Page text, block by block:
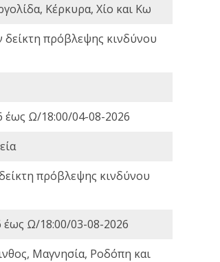
Κέρκυρα, Χίο και Κω
πρόβλεψης κινδύνου
έως Ω/18:00/04-08-2026
πρόβλεψης κινδύνου
έως Ω/18:00/03-08-2026
Μαγνησία, Ροδόπη και